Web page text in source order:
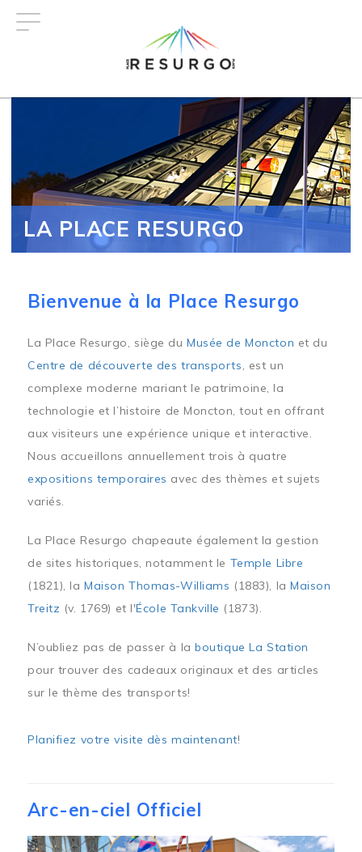
LA PLACE RESURGO
Bienvenue à la Place Resurgo
La Place Resurgo, siège duMusée de Moncton et du
Centre de découverte des transports, est un
complexe moderne mariant le patrimoine, la
technologie et l’histoire de Moncton, tout en offrant
aux visiteurs une expérience unique et interactive.
Nous accueillons annuellement trois à quatre
expositions temporaires avec des thèmes et sujets
variés.
La Place Resurgo chapeaute également la gestion
de sites historiques, notamment le Temple Libre
(1821), laMaison Thomas-Williams (1883), laMaison
Treitz (v. 1769) et l'École Tankville (1873).
N’oubliez pas de passer à laboutique La Station
pour trouver des cadeaux originaux et des articles
sur le thème des transports!
Planifiez votre visite dès maintenant!
Arc-en-ciel Officiel
Image